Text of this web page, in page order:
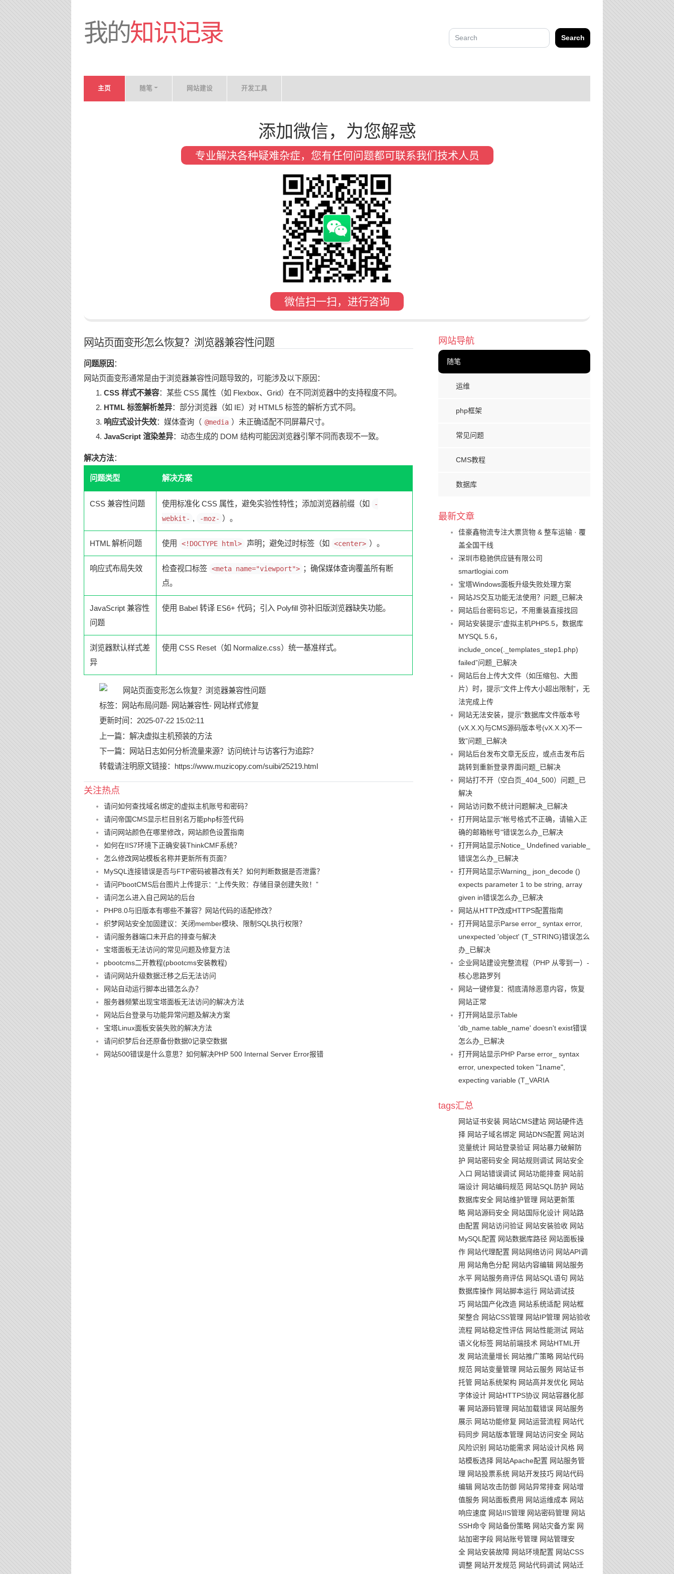
我的知识记录 Search
主页 随笔 网站建设 开发工具
添加微信，为您解惑
专业解决各种疑难杂症，您有任何问题都可联系我们技术人员
微信扫一扫，进行咨询
网站页面变形怎么恢复？浏览器兼容性问题
问题原因 ：
网站页面变形通常是由于浏览器兼容性问题导致的，可能涉及以下原因：
CSS 样式不兼容：某些 CSS 属性（如 Flexbox、Grid）在不同浏览器中的支持程度不同。
HTML 标签解析差异：部分浏览器（如 IE）对 HTML5 标签的解析方式不同。
响应式设计失效：媒体查询（ @media ）未正确适配不同屏幕尺寸。
JavaScript 渲染差异：动态生成的 DOM 结构可能因浏览器引擎不同而表现不一致。
解决方法：
问题类型 解决方案
CSS 兼容性问题 使用标准化 CSS 属性，避免实验性特性；添加浏览器前缀（如
-
webkit- , -moz- ）。
HTML 解析问题 使用 <!DOCTYPE html> 声明；避免过时标签（如 <center> ）。
响应式布局失效 检查视口标签 <meta name="viewport"> ；确保媒体查询覆盖所有断
点。
JavaScript 兼容性
问题
使用 Babel 转译 ES6+ 代码；引入 Polyfill 弥补旧版浏览器缺失功能。
浏览器默认样式差
异
使用 CSS Reset（如 Normalize.css）统一基准样式。
标签： 网站布局问题-网站兼容性-网站样式修复
更新时间：2025-07-22 15:02:11
上一篇： 解决虚拟主机预装的方法
下一篇：
网站日志如何分析流量来源？访问统计与访客行为追踪？
转载请注明原文链接：
https://www.muzicopy.com/suibi/25219.html
关注热点
请问如何查找域名绑定的虚拟主机账号和密码？
请问帝国CMS显示栏目别名万能php标签代码
请问网站颜色在哪里修改，网站颜色设置指南
如何在IIS7环境下正确安装ThinkCMF系统？
怎么修改网站模板名称并更新所有页面？
MySQL连接错误是否与FTP密码被篡改有关？如何判断数据是否泄露？
请问PbootCMS后台图片上传提示：“上传失败：存储目录创建失败！”
请问怎么进入自己网站的后台
PHP8.0与旧版本有哪些不兼容？网站代码的适配修改？
织梦网站安全加固建议：关闭member模块、限制SQL执行权限？
请问服务器端口未开启的排查与解决
宝塔面板无法访问的常见问题及修复方法
pbootcms二开教程(pbootcms安装教程)
请问网站升级数据迁移之后无法访问
网站自动运行脚本出错怎么办？
服务器频繁出现宝塔面板无法访问的解决方法
网站后台登录与功能异常问题及解决方案
宝塔Linux面板安装失败的解决方法
请问织梦后台还原备份数据0记录空数据
网站500错误是什么意思？如何解决PHP 500 Internal Server Error报错
网站导航
随笔
运维
php框架
常见问题
CMS教程
数据库
最新文章
佳豪鑫物流专注大票货物 & 整车运输 · 覆
盖全国干线
深圳市稳驰供应链有限公司
smartlogiai.com
宝塔Windows面板升级失败处理方案
网站JS交互功能无法使用？问题_已解决
网站后台密码忘记，不用重装直接找回
网站安装提示“虚拟主机PHP5.5，数据库
MYSQL 5.6，
include_once(._templates_step1.php)
failed”问题_已解决
网站后台上传大文件（如压缩包、大图
片）时，提示“文件上传大小超出限制”，无
法完成上传
网站无法安装，提示“数据库文件版本号
(vX.X.X)与CMS源码版本号(vX.X.X)不一
致”问题_已解决
网站后台发布文章无反应，或点击发布后
跳转到重新登录界面问题_已解决
网站打不开（空白页_404_500）问题_已
解决
网站访问数不统计问题解决_已解决
打开网站显示"帐号格式不正确，请输入正
确的邮箱帐号"错误怎么办_已解决
打开网站显示Notice_ Undefined variable_
错误怎么办_已解决
打开网站显示Warning_ json_decode ()
expects parameter 1 to be string, array
given in错误怎么办_已解决
网站从HTTP改成HTTPS配置指南
打开网站显示Parse error_ syntax error,
unexpected 'object' (T_STRING)错误怎么
办_已解决
企业网站建设完整流程（PHP 从零到一）-
核心思路罗列
网站一键修复：彻底清除恶意内容，恢复
网站正常
打开网站显示Table
'db_name.table_name' doesn't exist错误
怎么办_已解决
打开网站显示PHP Parse error_ syntax
error, unexpected token "1name",
expecting variable (T_VARIA
tags汇总
网站证书安装 网站CMS建站 网站硬件选
择 网站子域名绑定 网站DNS配置 网站浏
览量统计 网站登录验证 网站暴力破解防
护 网站密码安全 网站规则调试 网站安全
入口 网站错误调试 网站功能排查 网站前
端设计 网站编码规范 网站SQL防护 网站
数据库安全 网站维护管理 网站更新策
略 网站源码安全 网站国际化设计 网站路
由配置 网站访问验证 网站安装验收 网站
MySQL配置 网站数据库路径 网站面板操
作 网站代理配置 网站网络访问 网站API调
用 网站角色分配 网站内容编辑 网站服务
水平 网站服务商评估 网站SQL语句 网站
数据库操作 网站脚本运行 网站调试技
巧 网站国产化改造 网站系统适配 网站框
架整合 网站CSS管理 网站IP管理 网站验收
流程 网站稳定性评估 网站性能测试 网站
语义化标签 网站前端技术 网站HTML开
发 网站流量增长 网站推广策略 网站代码
规范 网站变量管理 网站云服务 网站证书
托管 网站系统架构 网站高并发优化 网站
字体设计 网站HTTPS协议 网站容器化部
署 网站源码管理 网站加载错误 网站服务
展示 网站功能修复 网站运营流程 网站代
码同步 网站版本管理 网站访问安全 网站
风险识别
网站功能需求 网站设计风格 网
站模板选择 网站Apache配置 网站服务管
理 网站投票系统 网站开发技巧 网站代码
编辑 网站攻击防御 网站异常排查 网站增
值服务 网站面板费用 网站运维成本 网站
响应速度 网站IIS管理 网站密码管理 网站
SSH命令 网站备份策略 网站灾备方案 网
站加密字段 网站账号管理 网站管理安
全 网站安装故障 网站环境配置 网站CSS
调整 网站开发规范 网站代码调试 网站迁